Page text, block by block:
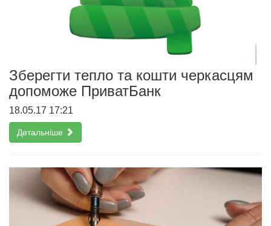
Зберегти тепло та кошти черкасцям
допоможе ПриватБанк
18.05.17 17:21
Детальніше